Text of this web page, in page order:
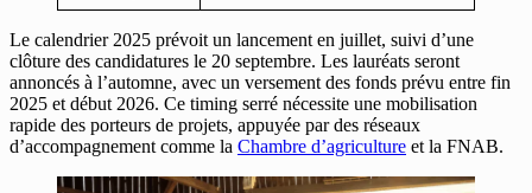
Le calendrier 2025 prévoit un lancement en juillet, suivi d’une
clôture des candidatures le 20 septembre. Les lauréats seront
annoncés à l’automne, avec un versement des fonds prévu entre fin
2025 et début 2026. Ce timing serré nécessite une mobilisation
rapide des porteurs de projets, appuyée par des réseaux
d’accompagnement comme la Chambre d’agriculture et la FNAB.